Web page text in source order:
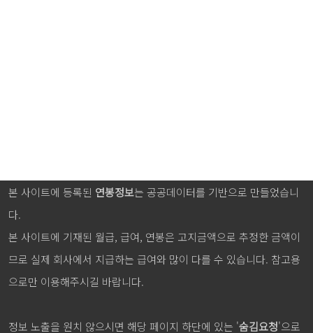
본 사이트에 등록된 연봉정보는 공공데이터를 기반으로 만들었습니
다.
본 사이트에 기재된 월급, 급여, 연봉은 고지금액으로 추정한 금액이
므로 실제 회사에서 지급하는 급여와 많이 다를 수 있습니다. 참고용
으로만 이용해주시길 바랍니다.
정보 노출을 원치 않으시면 해당 페이지 하단에 있는 '숨김요청'으로